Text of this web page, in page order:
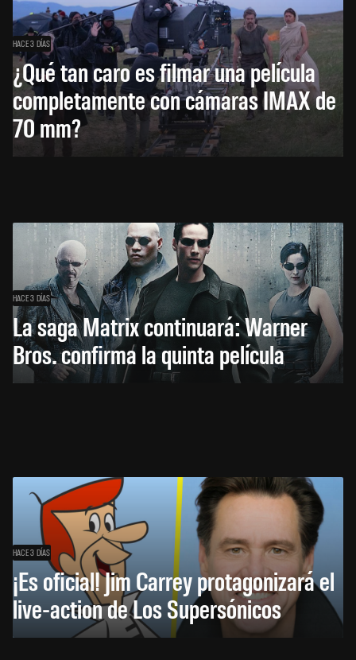
HACE 3 DÍAS
¿Qué tan caro es filmar una película
completamente con cámaras IMAX de
70 mm?
HACE 3 DÍAS
La saga Matrix continuará: Warner
Bros. confirma la quinta película
HACE 3 DÍAS
¡Es oficial! Jim Carrey protagonizará el
live-action de Los Supersónicos